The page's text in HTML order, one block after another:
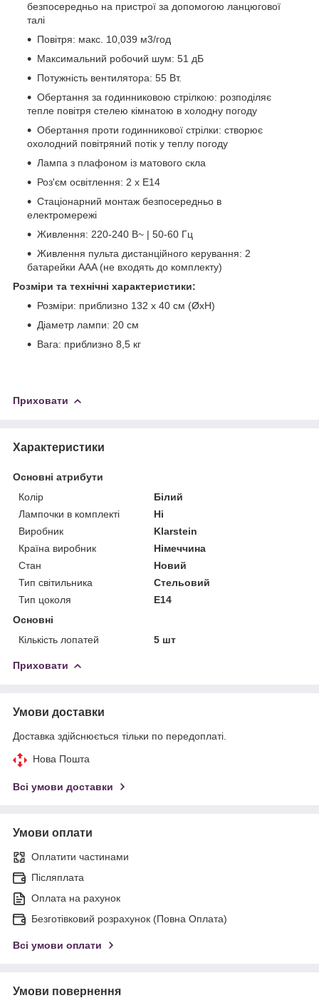
безпосередньо на пристрої за допомогою ланцюгової
талі
Повітря: макс. 10,039 м3/год
Максимальний робочий шум: 51 дБ
Потужність вентилятора: 55 Вт.
Обертання за годинниковою стрілкою: розподіляє
тепле повітря стелею кімнатою в холодну погоду
Обертання проти годинникової стрілки: створює
охолодний повітряний потік у теплу погоду
Лампа з плафоном із матового скла
Роз'єм освітлення: 2 x E14
Стаціонарний монтаж безпосередньо в
електромережі
Живлення: 220-240 В~ | 50-60 Гц
Живлення пульта дистанційного керування: 2
батарейки AAA (не входять до комплекту)
Розміри та технічні характеристики:
Розміри: приблизно 132 x 40 см (ØxH)
Діаметр лампи: 20 см
Вага: приблизно 8,5 кг
Приховати
Характеристики
Основні атрибути
Колір
Білий
Лампочки в комплекті
Ні
Виробник
Klarstein
Країна виробник
Німеччина
Стан
Новий
Тип світильника
Стельовий
Тип цоколя
E14
Основні
Кількість лопатей
5 шт
Приховати
Умови доставки
Доставка здійснюється тільки по передоплаті.
Нова Пошта
Всі умови доставки
Умови оплати
Оплатити частинами
Післяплата
Оплата на рахунок
Безготівковий розрахунок (Повна Оплата)
Всі умови оплати
Умови повернення